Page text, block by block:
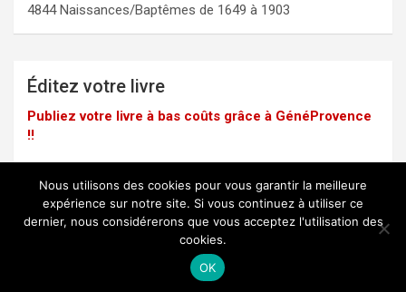
4844 Naissances/Baptêmes de 1649 à 1903
Éditez votre livre
Publiez votre livre à bas coûts grâce à GénéProvence
!!
Mentions légales
Copyright © 2025 - GénéProvence
Nous utilisons des cookies pour vous garantir la meilleure
expérience sur notre site. Si vous continuez à utiliser ce
dernier, nous considérerons que vous acceptez l'utilisation des
cookies.
OK